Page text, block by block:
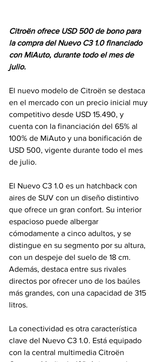
Citroën ofrece USD 500 de bono para
la compra del Nuevo C3 1.0 financiado
con MiAuto, durante todo el mes de
julio.
El nuevo modelo de Citroën se destaca
en el mercado con un precio inicial muy
competitivo desde USD 15.490, y
cuenta con la financiación del 65% al
100% de MiAuto y una bonificación de
USD 500, vigente durante todo el mes
de julio.
El Nuevo C3 1.0 es un hatchback con
aires de SUV con un diseño distintivo
que ofrece un gran confort. Su interior
espacioso puede albergar
cómodamente a cinco adultos, y se
distingue en su segmento por su altura,
con un despeje del suelo de 18 cm.
Además, destaca entre sus rivales
directos por ofrecer uno de los baúles
más grandes, con una capacidad de 315
litros.
La conectividad es otra característica
clave del Nuevo C3 1.0. Está equipado
con la central multimedia Citroën